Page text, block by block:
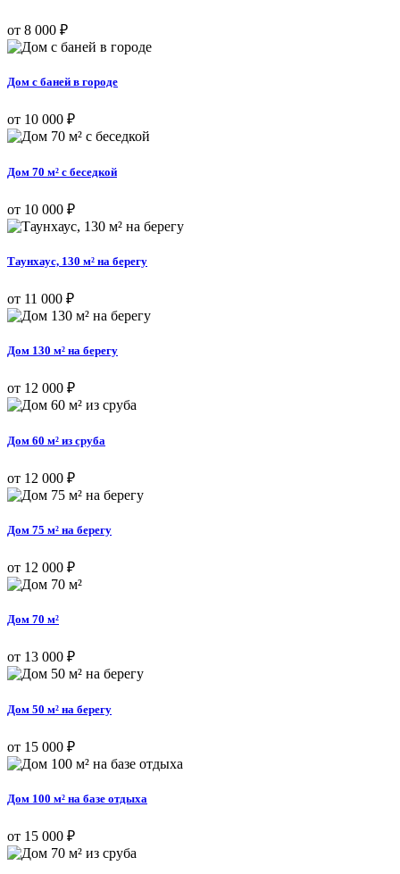
от 8 000 ₽
Дом с баней в городе
от 10 000 ₽
Дом 70 м² с беседкой
от 10 000 ₽
Таунхаус, 130 м² на берегу
от 11 000 ₽
Дом 130 м² на берегу
от 12 000 ₽
Дом 60 м² из сруба
от 12 000 ₽
Дом 75 м² на берегу
от 12 000 ₽
Дом 70 м²
от 13 000 ₽
Дом 50 м² на берегу
от 15 000 ₽
Дом 100 м² на базе отдыха
от 15 000 ₽